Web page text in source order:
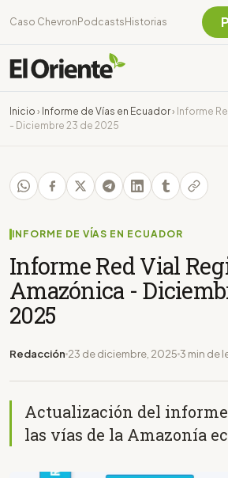
Caso Chevron Podcasts Historias
Inicio › Informe de Vías en Ecuador› Informe
- Diciembre 23 de 2025
INFORME DE VÍAS EN ECUADOR
Informe Red Vial
Amazónica -
2025
Redacción 23 de diciembre, 2025 3 min de
Actualización del informe
las vías de la Amazonía